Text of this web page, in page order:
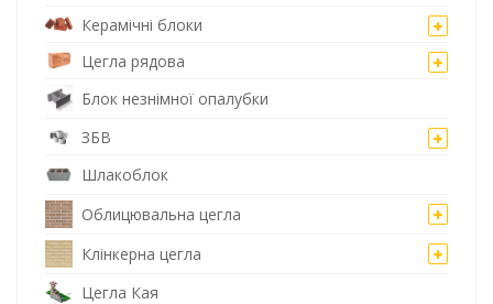
Керамічні блоки
Цегла рядова
Блок незнімної опалубки
ЗБВ
Шлакоблок
Облицювальна цегла
Клінкерна цегла
Цегла Кая